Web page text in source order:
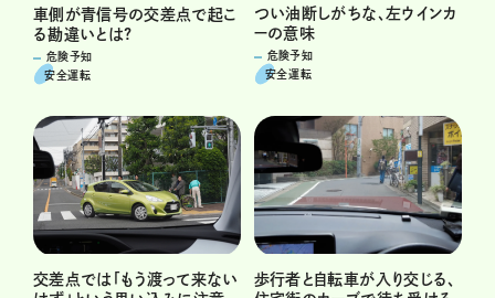
車側が青信号の交差点で起こ
る勘違いとは?
危険予知
安全運転
つい油断しがちな、左ウインカ
ーの意味
危険予知
安全運転
交差点では「もう渡って来ない
歩行者と自転車が入り交じる、